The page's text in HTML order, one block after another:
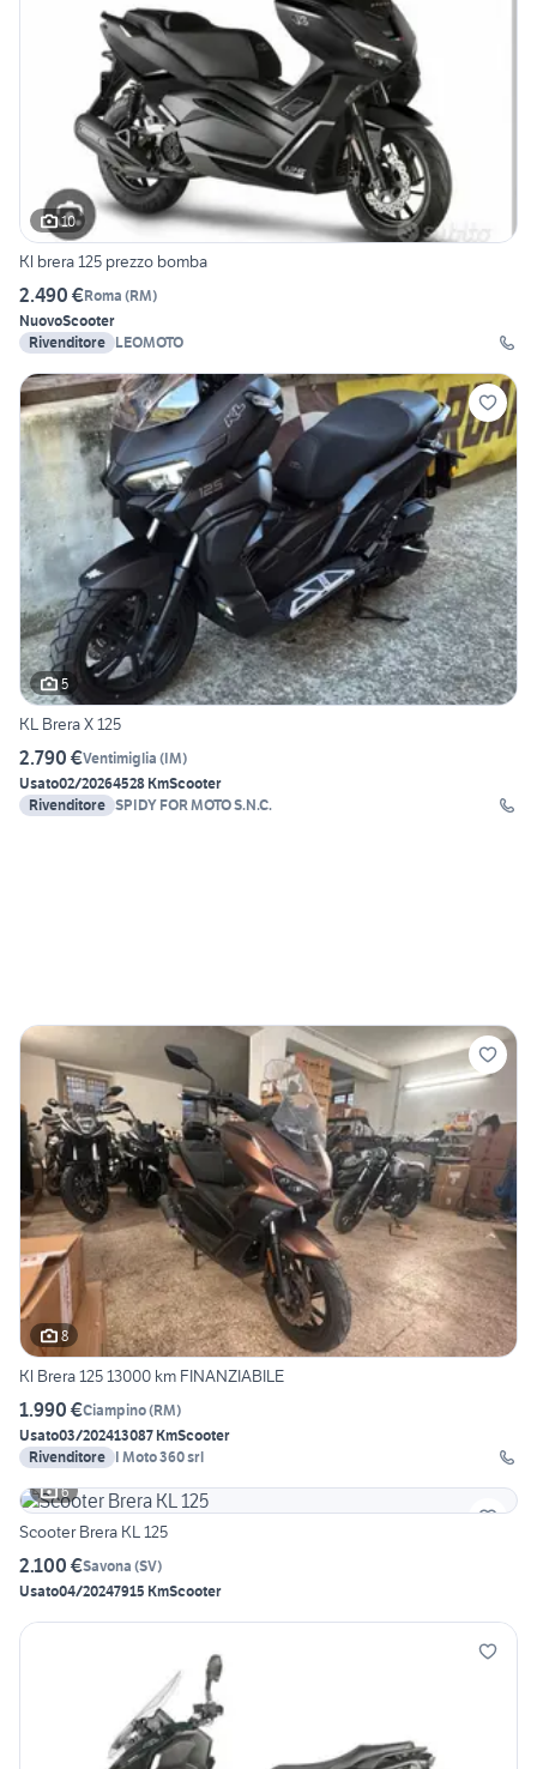
10
Kl brera 125 prezzo bomba
2.490 €Roma (RM)
NuovoScooter
Rivenditore LEOMOTO
5
KL Brera X 125
2.790 €Ventimiglia (IM)
Usato02/20264528 KmScooter
Rivenditore SPIDY FOR MOTO S.N.C.
8
Kl Brera 125 13000 km FINANZIABILE
1.990 €Ciampino(RM)
Usato03/202413087 KmScooter
Rivenditore I Moto 360 srl
6
Scooter Brera KL 125
2.100 €Savona (SV)
Usato04/20247915 KmScooter